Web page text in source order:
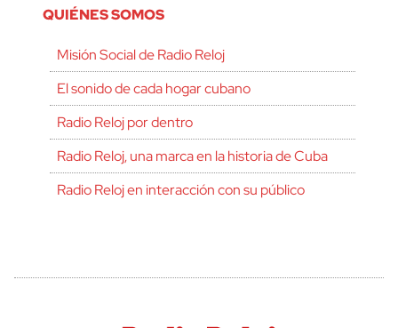
QUIÉNES SOMOS
Misión Social de Radio Reloj
El sonido de cada hogar cubano
Radio Reloj por dentro
Radio Reloj, una marca en la historia de Cuba
Radio Reloj en interacción con su público